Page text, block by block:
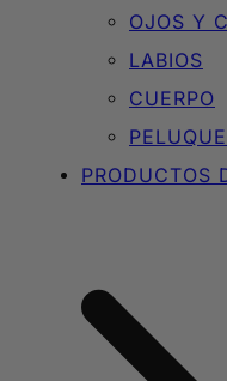
OJOS Y
LABIOS
CUERPO
PRODUCTOS